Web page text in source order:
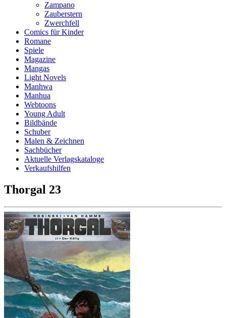
Zampano
Zauberstern
Zwerchfell
Comics für Kinder
Romane
Spiele
Magazine
Mangas
Light Novels
Manhwa
Manhua
Webtoons
Young Adult
Bildbände
Schuber
Malen & Zeichnen
Sachbücher
Aktuelle Verlagskataloge
Verkaufshilfen
Thorgal 23